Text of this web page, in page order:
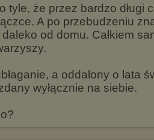
tyle, że przez bardzo długi
A po przebudzeniu
od domu. Całkiem
a oddalony o lata
wyłącznie na siebie.